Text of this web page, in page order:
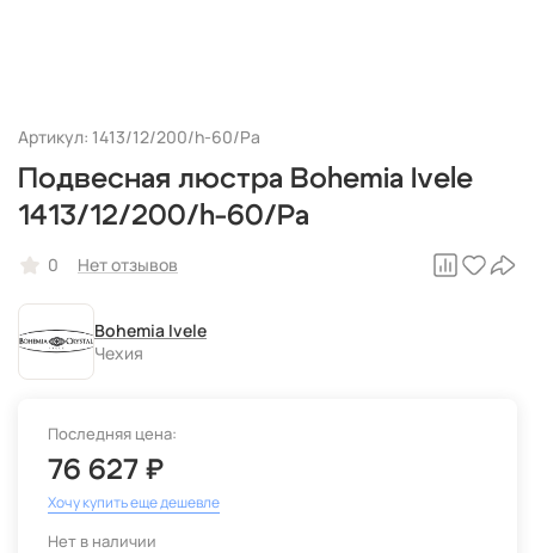
Артикул: 1413/12/200/h-60/Pa
Подвесная люстра Bohemia Ivele
1413/12/200/h-60/Pa
0 Нет отзывов
Bohemia Ivele
Чехия
Последняя цена:
76 627 ₽
Хочу купить еще дешевле
Нет в наличии